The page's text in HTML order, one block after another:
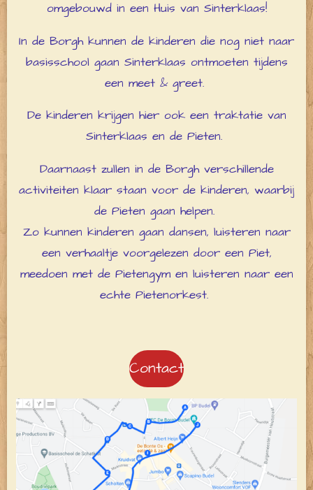
omgebouwd in een Huis van Sinterklaas!
In de Borgh kunnen de kinderen die nog niet naar
basisschool gaan Sinterklaas ontmoeten tijdens
een meet & greet.
De kinderen krijgen hier ook een traktatie van
Sinterklaas en de Pieten.
Daarnaast zullen in de Borgh verschillende
activiteiten klaar staan voor de kinderen, waarbij
de Pieten gaan helpen.
Zo kunnen kinderen gaan dansen, luisteren naar
een verhaaltje voorgelezen door een Piet,
meedoen met de Pietengym en luisteren naar een
echte Pietenorkest.
Contact